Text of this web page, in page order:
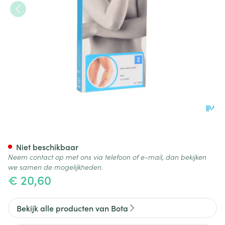
€ 20,60
Niet beschikbaar
Neem contact op met ons via telefoon of e-mail, dan bekijken
we samen de mogelijkheden.
Bekijk alle producten van Bota